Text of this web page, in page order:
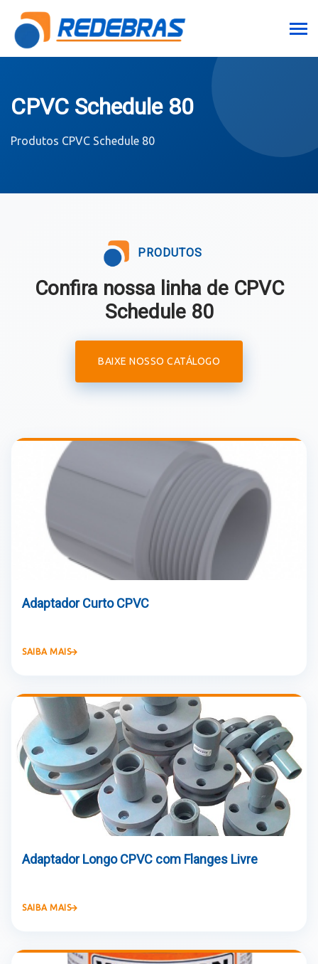
CPVC Schedule 80
Produtos CPVC Schedule 80
PRODUTOS
Confira nossa linha de CPVC
Schedule 80
BAIXE NOSSO CATÁLOGO
Adaptador Curto CPVC
SAIBA MAIS
Adaptador Longo CPVC com Flanges Livre
SAIBA MAIS